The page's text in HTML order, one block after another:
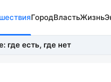
ГородВластьЖизнь
где есть, где нет